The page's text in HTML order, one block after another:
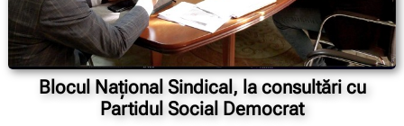
Blocul Național Sindical, la consultări cu
Partidul Social Democrat